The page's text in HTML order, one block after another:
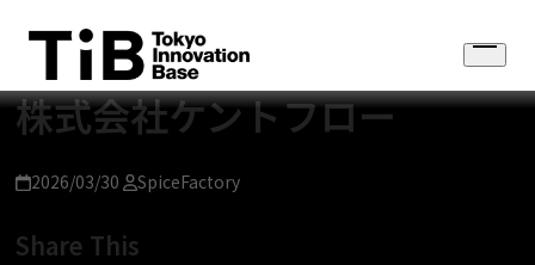
content
Open
menu
株式会社ケントフロー
2026/03/30 SpiceFactory
Share This